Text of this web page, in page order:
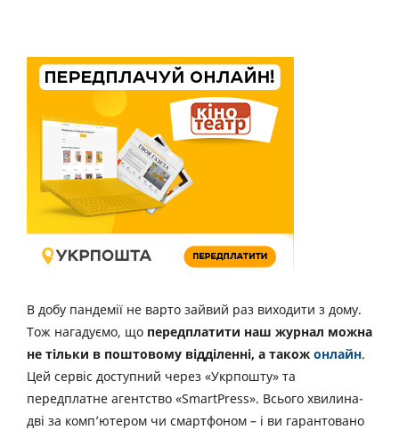
В добу пандемії не варто зайвий раз виходити з дому.
Тож нагадуємо, що передплатити наш журнал можна
не тільки в поштовому відділенні, а також онлайн.
Цей сервіс доступний через «Укрпошту» та
передплатне агентство «SmartPress». Всього хвилина-
дві за комп’ютером чи смартфоном – і ви гарантовано